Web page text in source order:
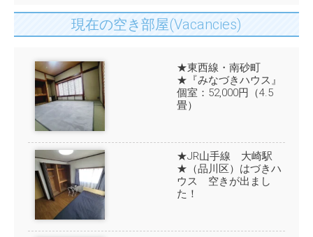
現在の空き部屋(Vacancies)
★東西線・南砂町
★『みなづきハウス』
個室：52,000円（4.5
畳）
★JR山手線 大崎駅
★（品川区）はづきハ
ウス 空きが出まし
た！